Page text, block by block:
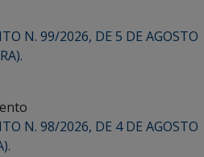
N. 99/2026, DE 5 DE AGOSTO
N. 98/2026, DE 4 DE AGOSTO